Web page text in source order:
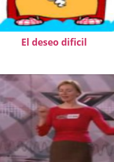
El deseo dificil